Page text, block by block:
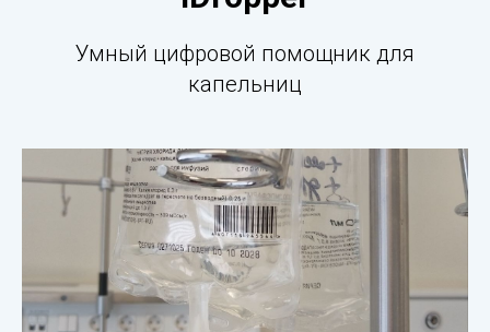
Умный цифровой помощник для
капельниц